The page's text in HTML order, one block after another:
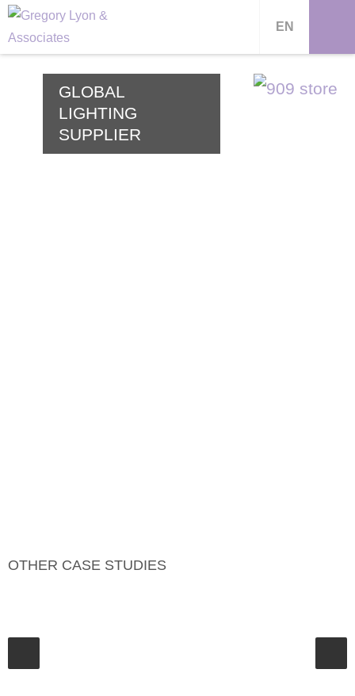
EN
GLOBAL
LIGHTING
SUPPLIER
OTHER CASE STUDIES